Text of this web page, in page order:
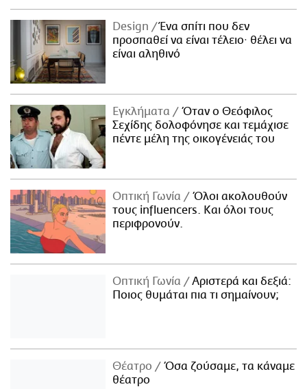
Design
Ένα σπίτι που δεν
προσπαθεί να είναι τέλειο· θέλει να
είναι αληθινό
Εγκλήματα
Όταν ο Θεόφιλος
Σεχίδης δολοφόνησε και τεμάχισε
πέντε μέλη της οικογένειάς του
Οπτική Γωνία
Όλοι ακολουθούν
τους influencers. Και όλοι τους
περιφρονούν.
Οπτική Γωνία
Αριστερά και δεξιά:
Ποιος θυμάται πια τι σημαίνουν;
Θέατρο
Όσα ζούσαμε, τα κάναμε
θέατρο